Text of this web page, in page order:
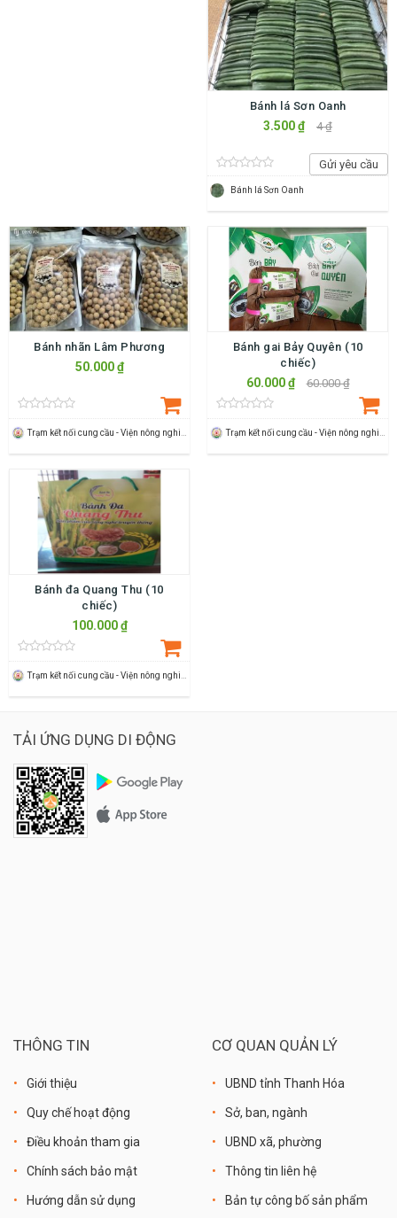
Bánh lá Sơn Oanh
3.500 ₫ 4 ₫
Gửi yêu cầu
Bánh lá Sơn Oanh
Bánh nhãn Lâm Phương
50.000 ₫
Bánh gai Bảy Quyên (10
chiếc)
60.000 ₫ 60.000 ₫
Bánh đa Quang Thu (10
chiếc)
100.000 ₫
TẢI ỨNG DỤNG DI ĐỘNG
THÔNG TIN
Giới thiệu
Quy chế hoạt động
Điều khoản tham gia
Chính sách bảo mật
Hướng dẫn sử dụng
CƠ QUAN QUẢN LÝ
UBND tỉnh Thanh Hóa
Sở, ban, ngành
UBND xã, phường
Thông tin liên hệ
Bản tự công bố sản phẩm